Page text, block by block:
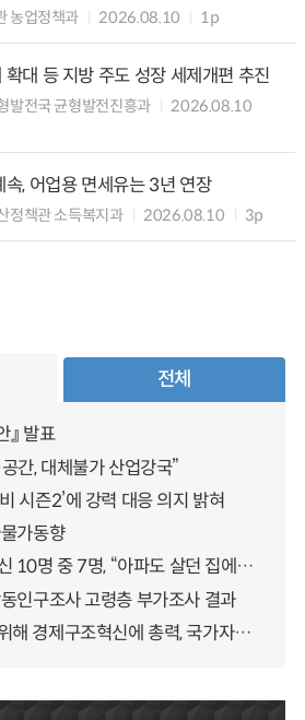
농업정책과 2026.08.10 1p
대 등 지방 주도 성장 세제개편 추진
발전국 균형발전진흥과
2026.08.10
, 어업용 면세유는 3년 연장
정책관 소득복지과 2026.08.10 3p
전체
』 발표
간, 대체불가 산업강국”
시즌2’에 강력 대응 의지 밝혀
가동향
장기요양 재가 어르신 10명 중 7명, “아파도 살던 집에서 살겠다” 「2025년 장기요양실태조사」 결과 발표
인구조사 고령층 부가조사 결과
잠재성장률 반등을 위해 경제구조혁신에 총력, 국가자산 관리체계 대전환